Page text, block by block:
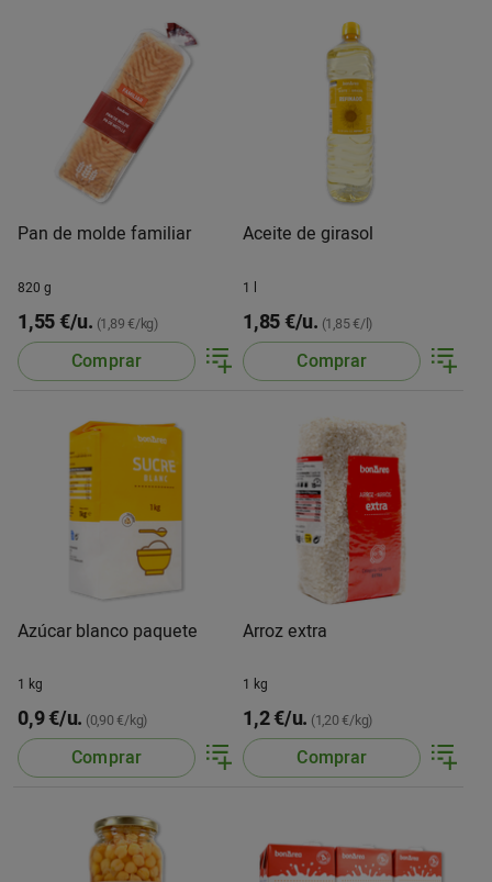
Pan de molde familiar
820 g
1,55 €/u. (1,89 €/kg)
Comprar
Aceite de girasol
1 l
1,85 €/u. (1,85 €/l)
Comprar
Azúcar blanco paquete
1 kg
0,9 €/u. (0,90 €/kg)
Comprar
Arroz extra
1 kg
1,2 €/u. (1,20 €/kg)
Comprar